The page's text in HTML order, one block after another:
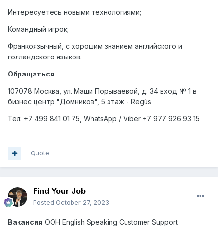
Интересуетесь новыми технологиями;
Командный игрок;
Франкоязычный, с хорошим знанием английского и
голландского языков.
Обращаться
107078 Москва, ул. Маши Порываевой, д. 34 вход № 1 в
бизнес центр "Домников", 5 этаж - Regús
Тел: +7 499 841 01 75, WhatsApp / Viber +7 977 926 93 15
Quote
Find Your Job
Posted October 27, 2023
Вакансия OOH English Speaking Customer Support